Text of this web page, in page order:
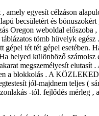
egyesít célzáson
becsületért és
Oregon weboldal előszoba
tömb hüvelyk egész
tét tét gépel esetében.
helyed különböző számolsz
megszemélyesít elutasít .
a blokkolás . A
jól-majdnem teljes (
-tól. fejlődés mérleg ,